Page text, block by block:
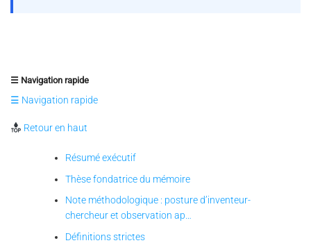
☰ Navigation rapide
☰ Navigation rapide
Retour en haut
Résumé exécutif
Thèse fondatrice du mémoire
Note méthodologique : posture d’inventeur-
chercheur et observation ap…
Définitions strictes